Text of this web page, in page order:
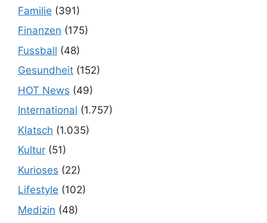
Familie (391)
Finanzen (175)
Fussball (48)
Gesundheit (152)
HOT News (49)
International (1.757)
Klatsch (1.035)
Kultur (51)
Kurioses (22)
Lifestyle (102)
Medizin (48)